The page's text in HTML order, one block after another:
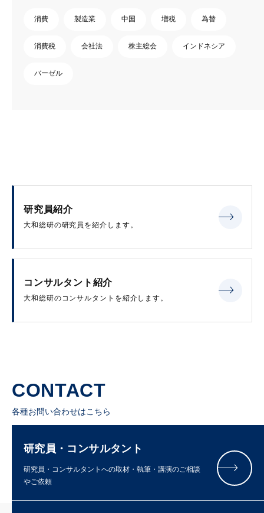
消費 製造業 中国 増税 為替
消費税 会社法 株主総会 インドネシア
バーゼル
研究員紹介
大和総研の研究員を紹介します。
コンサルタント紹介
大和総研のコンサルタントを紹介します。
CONTACT
各種お問い合わせはこちら
研究員・コンサルタント
研究員・コンサルタントへの取材・執筆・講演のご相談
やご依頼